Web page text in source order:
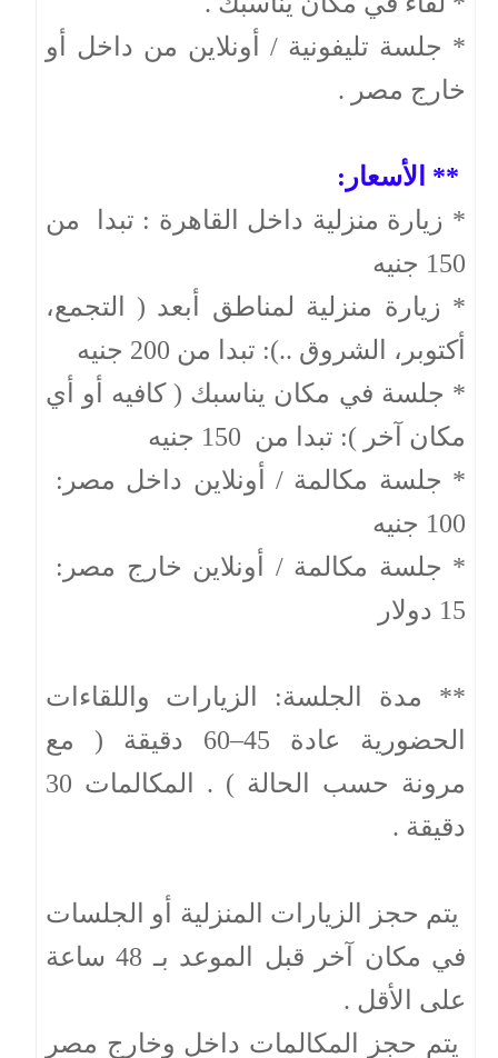
* جلسة تليفونية / أونلاين من داخل أو
خارج مصر .
** الأسعار:
* زيارة منزلية داخل القاهرة : تبدا من
150 جنيه
* زيارة منزلية لمناطق أبعد ( التجمع،
أكتوبر، الشروق ..): تبدا من 200 جنيه
* جلسة في مكان يناسبك ( كافيه أو أي
مكان آخر ): تبدا من 150 جنيه
* جلسة مكالمة / أونلاين داخل مصر:
100 جنيه
* جلسة مكالمة / أونلاين خارج مصر:
15 دولار
** مدة الجلسة: الزيارات واللقاءات
الحضورية عادة 45–60 دقيقة ( مع
مرونة حسب الحالة ) . المكالمات 30
دقيقة .
يتم حجز الزيارات المنزلية أو الجلسات
في مكان آخر قبل الموعد بـ 48 ساعة
على الأقل .
يتم حجز المكالمات داخل وخارج مصر